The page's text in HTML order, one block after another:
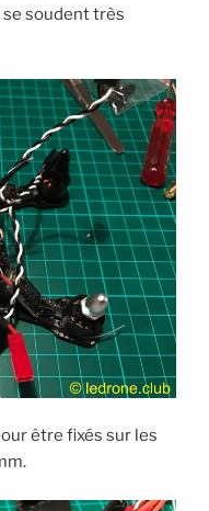
se soudent très
être fixés sur les